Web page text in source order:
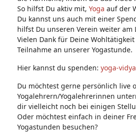
So hilfst Du aktiv mit, Yoga auf der
Du kannst uns auch mit einer
hilfst Du unseren Verein weiter am
Vielen Dank für Deine
Teilnahme an unserer Yogastunde.
Hier kannst du spenden: yoga-
Du möchtest gerne persönlich live
Yogalehrern/Yogalehrerinnen
dir vielleicht noch bei einigen
Oder möchtest einfach in deiner
Yogastunden besuchen?